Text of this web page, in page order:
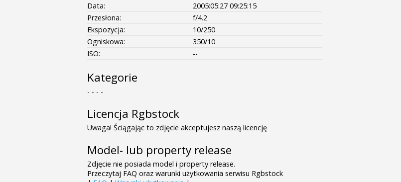
Data:
2005:05:27 09:25:15
Przesłona:
f/4.2
Ekspozycja:
10/250
Ogniskowa:
350/10
ISO:
--
Kategorie
- - - -
Licencja Rgbstock
Uwaga! Ściągając to zdjęcie akceptujesz naszą licencję
Model- lub property release
Zdjęcie nie posiada model i property release.
Przeczytaj FAQ oraz warunki użytkowania serwisu Rgbstock